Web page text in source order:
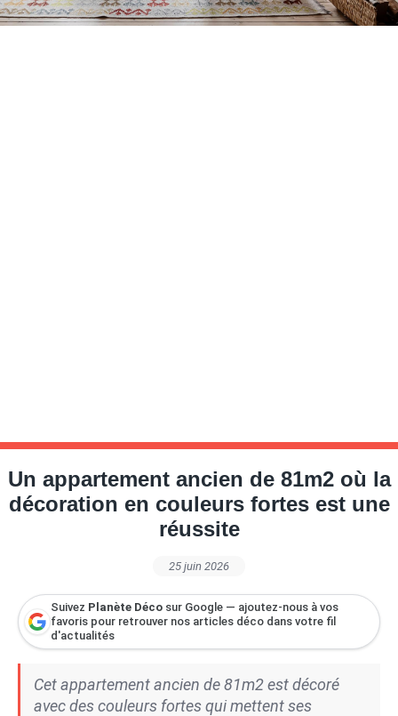
Revue De Week End
Tiny House
Un appartement ancien de 81m2 où la
décoration en couleurs fortes est une
réussite
25 juin 2026
Suivez Planète Déco sur Google — ajoutez-nous à vos
favoris pour retrouver nos articles déco dans votre fil
d'actualités
Cet appartement ancien de 81m2 est décoré
avec des couleurs fortes qui mettent ses